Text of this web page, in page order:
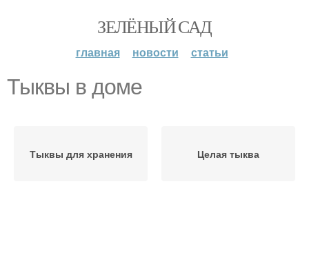
ЗЕЛЁНЫЙ САД
главная новости статьи
Тыквы в доме
Тыквы для хранения Целая тыква